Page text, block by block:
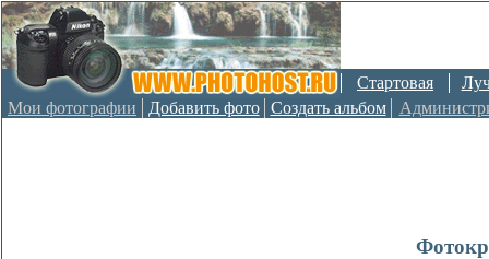
Стартовая
Мои фотографии
Добавить фото Создать альбом